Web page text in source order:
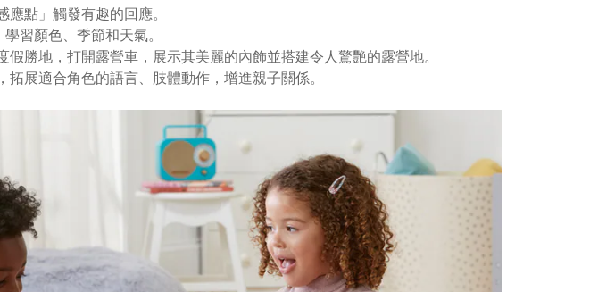
點」觸發有趣的回應。
習顏色、季節和天氣。
勝地，打開露營車，展示其美麗的內飾並搭建令人驚艷的露營地。
展適合角色的語言、肢體動作，增進親子關係。